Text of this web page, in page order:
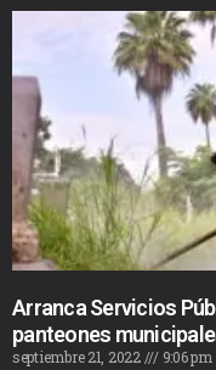
Arranca Servicios
panteones
septiembre 21, 2022
9:06 pm